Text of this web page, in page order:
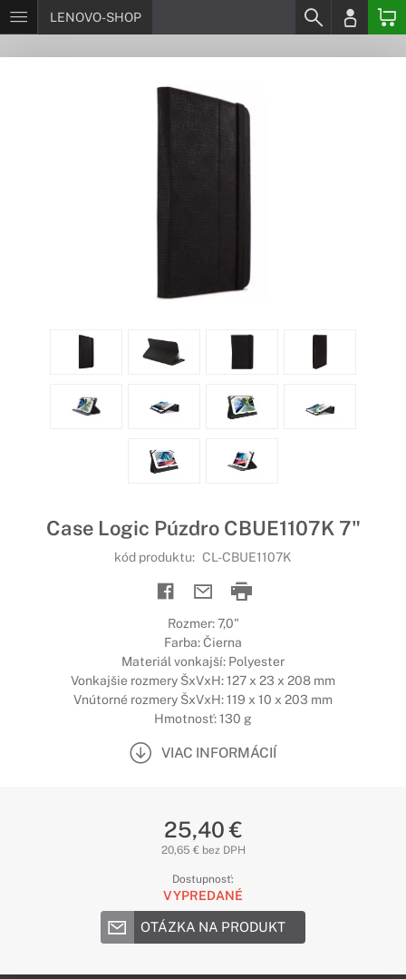
LENOVO-SHOP
Case Logic Púzdro CBUE1107K 7"
kód produktu: CL-CBUE1107K
Rozmer: 7,0"
Farba: Čierna
Materiál vonkajší: Polyester
Vonkajšie rozmery ŠxVxH: 127 x 23 x 208 mm
Vnútorné rozmery ŠxVxH: 119 x 10 x 203 mm
Hmotnosť: 130 g
VIAC INFORMÁCIÍ
25,40 €
20,65 € bez DPH
Dostupnosť:
VYPREDANÉ
OTÁZKA NA PRODUKT